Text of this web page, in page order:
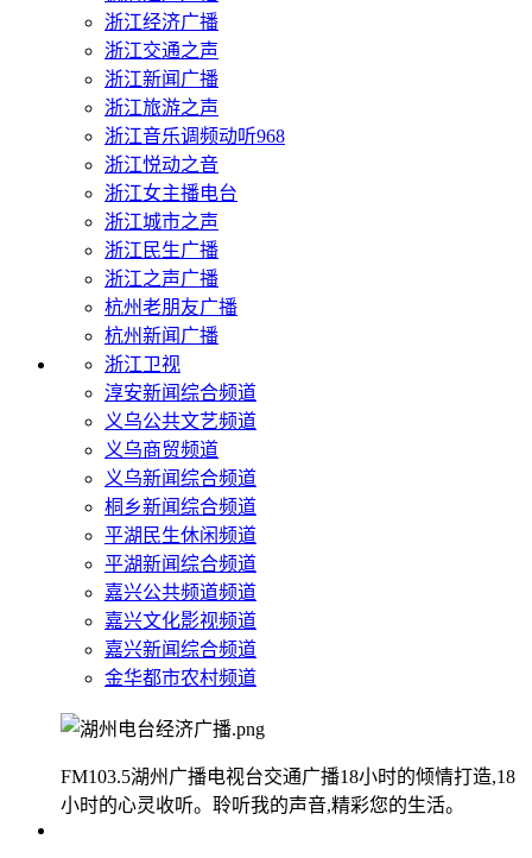
浙江经济广播
浙江交通之声
浙江新闻广播
浙江旅游之声
浙江音乐调频动听968
浙江悦动之音
浙江女主播电台
浙江城市之声
浙江民生广播
浙江之声广播
杭州老朋友广播
杭州新闻广播
浙江卫视
淳安新闻综合频道
义乌公共文艺频道
义乌商贸频道
义乌新闻综合频道
桐乡新闻综合频道
平湖民生休闲频道
平湖新闻综合频道
嘉兴公共频道频道
嘉兴文化影视频道
嘉兴新闻综合频道
金华都市农村频道
FM103.5湖州广播电视台交通广播18小时的倾情打造,18
小时的心灵收听。聆听我的声音,精彩您的生活。